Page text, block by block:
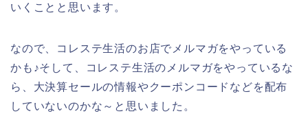
いくことと思います。
なので、コレステ生活のお店でメルマガをやっている
かも♪そして、コレステ生活のメルマガをやっているな
ら、大決算セールの情報やクーポンコードなどを配布
していないのかな～と思いました。